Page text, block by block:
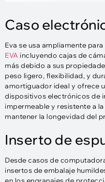
Caso
Eva se usa ampliamente
EVA incluyendo cajas de
más debido a sus
peso ligero, flexibilidad, y
amortiguador ideal y ofrece
dispositivos electrónicos de
impermeable y resistente a
mantener la longevidad del
Inserto de
Desde casos de
insertos de embalaje